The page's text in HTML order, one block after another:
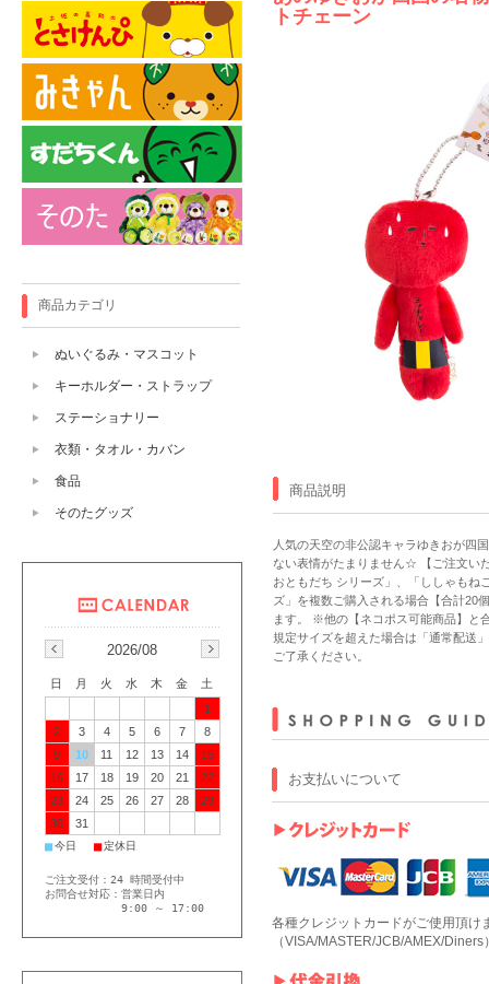
トチェーン
商品説明
人気の天空の非公認キャラゆきおが四
ない表情がたまりません☆ 【ご注文い
おともだち シリーズ」、「ししゃもね
ズ」を複数ご購入される場合【合計20
ます。 ※他の【ネコポス可能商品】と
規定サイズを超えた場合は「通常配送
ご了承ください。
お支払いについて
各種クレジットカードがご使用頂け
（VISA/MASTER/JCB/AMEX/Diners
商品カテゴリ
ぬいぐるみ・マスコット
キーホルダー・ストラップ
ステーショナリー
衣類・タオル・カバン
食品
そのたグッズ
2026/08
日 月 火 水 木 金
土
1
2
3 4 5 6 7
8
9
10 11 12 13 14
15
16
17 18 19 20 21
22
23
24 25 26 27 28
29
30
31
■今日 ■定休日
ご注文受付：24 時間受付中
お問合せ対応：営業日内
9:00 ～ 17:00